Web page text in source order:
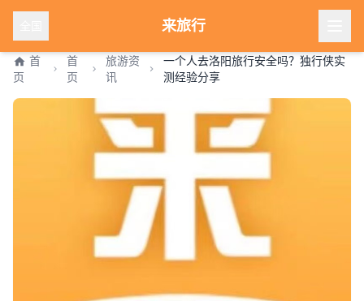
来旅行
首
页
首
页
旅游资
讯
一个人去洛阳旅行安全吗？独行侠实
测经验分享